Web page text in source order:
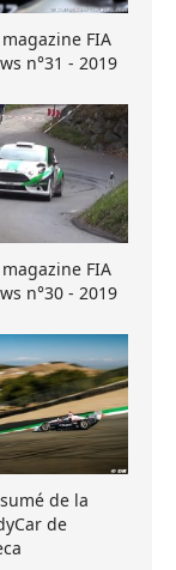
FIA
n°31 - 2019
FIA
n°30 - 2019
de la
de